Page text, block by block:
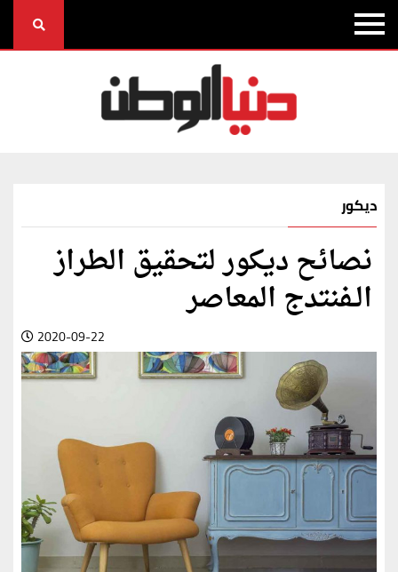
ديكور
نصائح ديكور لتحقيق الطراز
الـفنتدج المعاصر
2020-09-22